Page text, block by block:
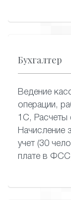
Бухгалтер
Ведение
операции,
1С, Расчеты
Начисление
учет (30
плате в